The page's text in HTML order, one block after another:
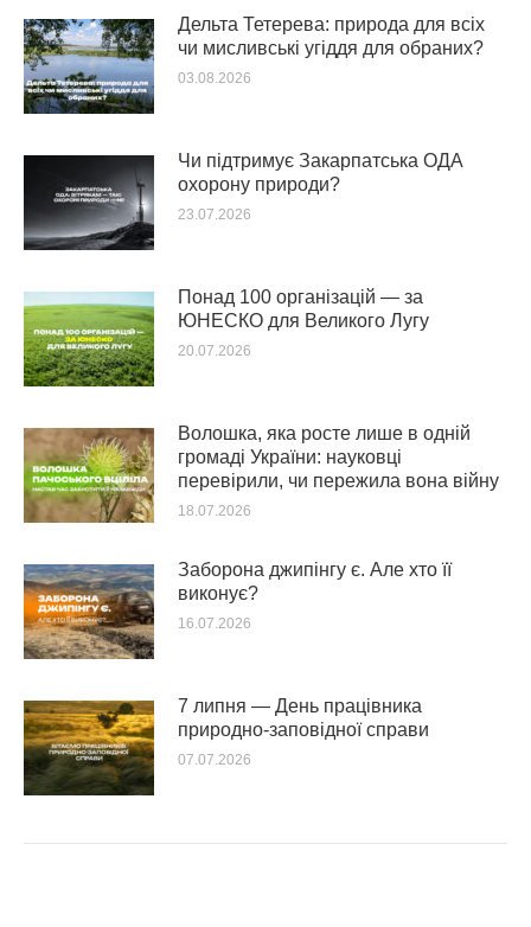
Дельта Тетерева: природа для всіх
чи мисливські угіддя для обраних?
03.08.2026
Чи підтримує Закарпатська ОДА
охорону природи?
23.07.2026
Понад 100 організацій — за
ЮНЕСКО для Великого Лугу
20.07.2026
Волошка, яка росте лише в одній
громаді України: науковці
перевірили, чи пережила вона війну
18.07.2026
Заборона джипінгу є. Але хто її
виконує?
16.07.2026
7 липня — День працівника
природно-заповідної справи
07.07.2026